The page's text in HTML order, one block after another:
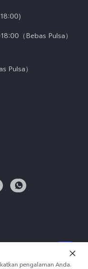
（Bebas Pulsa）
Pulsa）
pengalaman Anda.